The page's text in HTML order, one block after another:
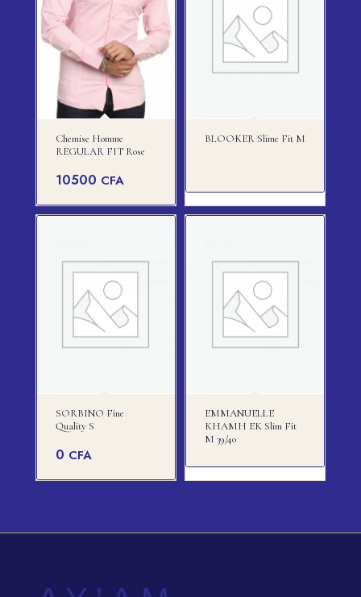
Chemise Homme
REGULAR FIT Rose
10500 CFA
BLOOKER Slime Fit M
SORBINO Fine
Quality S
0 CFA
EMMANUELLE
KHAMH EK Slim Fit
M 39/40